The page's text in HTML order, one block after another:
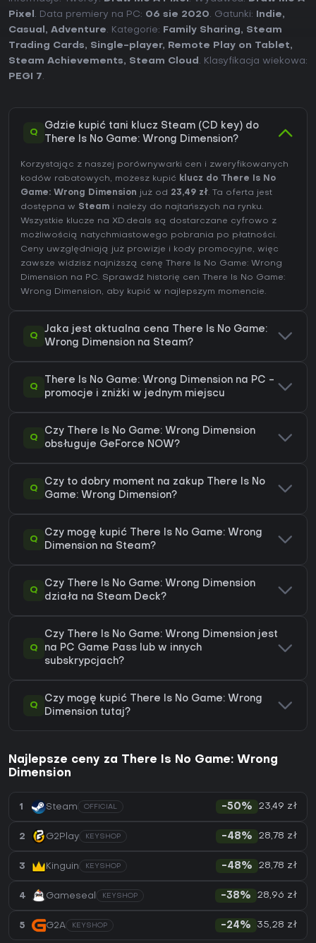
Pixel . Data premiery na PC: 06 sie 2020. Gatunki: Indie,
Casual , Adventure. Kategorie: Family Sharing, Steam
Trading Cards, Single-player, Remote Play on Tablet,
Steam Achievements, Steam Cloud . Klasyfikacja wiekowa:
PEGI 7.
Q
Gdzie kupić tani klucz Steam (CD key) do
There Is No Game: Wrong Dimension?
Korzystając z naszej porównywarki cen i zweryfikowanych
kodów rabatowych, możesz kupić klucz do There Is No
Game: Wrong Dimension już od 23,49 zł. Ta oferta jest
dostępna w Steam i należy do najtańszych na rynku.
Wszystkie klucze na XD.deals są dostarczane cyfrowo z
możliwością natychmiastowego pobrania po płatności.
Ceny uwzględniają już prowizje i kody promocyjne, więc
zawsze widzisz najniższą cenę There Is No Game: Wrong
Dimension na PC. Sprawdź historię cen There Is No Game:
Wrong Dimension, aby kupić w najlepszym momencie.
Q
Jaka jest aktualna cena There Is No Game:
Wrong Dimension na Steam?
Q
There Is No Game: Wrong Dimension na PC -
promocje i zniżki w jednym miejscu
Q
Czy There Is No Game: Wrong Dimension
obsługuje GeForce NOW?
Q
Czy to dobry moment na zakup There Is No
Game: Wrong Dimension?
Q
Czy mogę kupić There Is No Game: Wrong
Dimension na Steam?
Q
Czy There Is No Game: Wrong Dimension
działa na Steam Deck?
Q
Czy There Is No Game: Wrong Dimension jest
na PC Game Pass lub w innych
subskrypcjach?
Q
Czy mogę kupić There Is No Game: Wrong
Dimension tutaj?
Najlepsze ceny za There Is No Game: Wrong
Dimension
1 Steam OFFICIAL -50% 23,49 zł
2 G2Play KEYSHOP -48% 28,78 zł
3 Kinguin KEYSHOP -48% 28,78 zł
4 Gameseal KEYSHOP -38% 28,96 zł
5 G2A KEYSHOP -24% 35,28 zł